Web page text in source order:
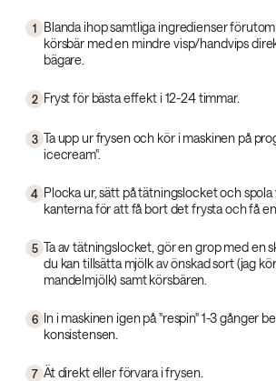
1
Blanda ihop samtliga ingredienser
körsbär med en mindre visp/handvips
bägare.
2 Fryst för bästa effekt i 12-24 timmar.
3 Ta upp ur frysen och kör i maskinen på
icecream".
4 Plocka ur, sätt på tätningslocket och
kanterna för att få bort det frysta och få en
5 Ta av tätningslocket, gör en grop med en
du kan tillsätta mjölk av önskad sort (jag
mandelmjölk) samt körsbären.
6 In i maskinen igen på "respin" 1-3 gånger
konsistensen.
7 Ät direkt eller förvara i frysen.